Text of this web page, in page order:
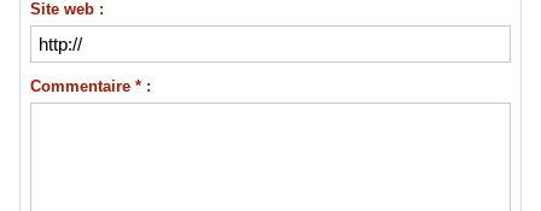
Site web :
Commentaire * :